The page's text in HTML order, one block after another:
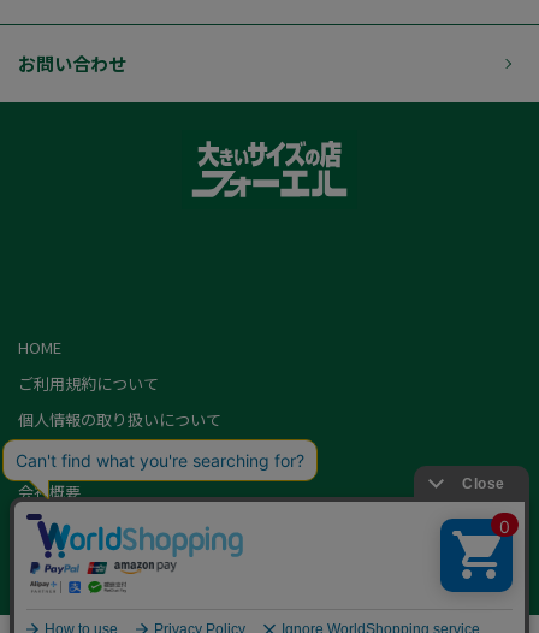
お問い合わせ
HOME
ご利用規約について
個人情報の取り扱いについて
特定商取引に基づく表記
会社概要
カード会員（情報変更/ポイント照会）
お問い合わせ